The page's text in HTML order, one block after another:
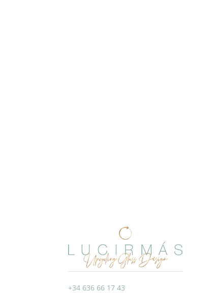
+34 636 66 17 43